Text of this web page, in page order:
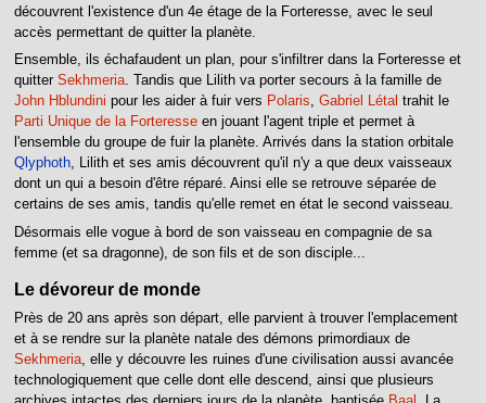
découvrent l'existence d'un 4e étage de la Forteresse, avec le seul
accès permettant de quitter la planète.
Ensemble, ils échafaudent un plan, pour s'infiltrer dans la Forteresse et
quitter Sekhmeria. Tandis que Lilith va porter secours à la famille de
John Hblundini pour les aider à fuir vers Polaris, Gabriel Létal trahit le
Parti Unique de la Forteresseen jouant l'agent triple et permet à
l'ensemble du groupe de fuir la planète. Arrivés dans la station orbitale
Qlyphoth, Lilith et ses amis découvrent qu'il n'y a que deux vaisseaux
dont un qui a besoin d'être réparé. Ainsi elle se retrouve séparée de
certains de ses amis, tandis qu'elle remet en état le second vaisseau.
Désormais elle vogue à bord de son vaisseau en compagnie de sa
femme (et sa dragonne), de son fils et de son disciple...
Le dévoreur de monde
Près de 20 ans après son départ, elle parvient à trouver l'emplacement
et à se rendre sur la planète natale des démons primordiaux de
Sekhmeria, elle y découvre les ruines d'une civilisation aussi avancée
technologiquement que celle dont elle descend, ainsi que plusieurs